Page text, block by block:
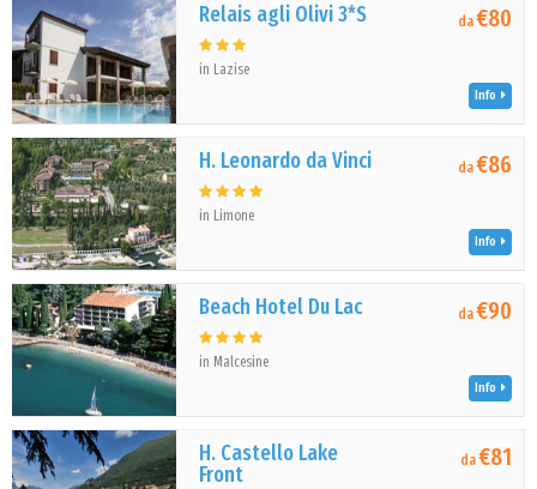
Relais agli Olivi 3*S
in Lazise
da€80
Info
H. Leonardo da Vinci
in Limone
da€86
Info
Beach Hotel Du Lac
in Malcesine
da€90
Info
H. Castello Lake
Front
da€81